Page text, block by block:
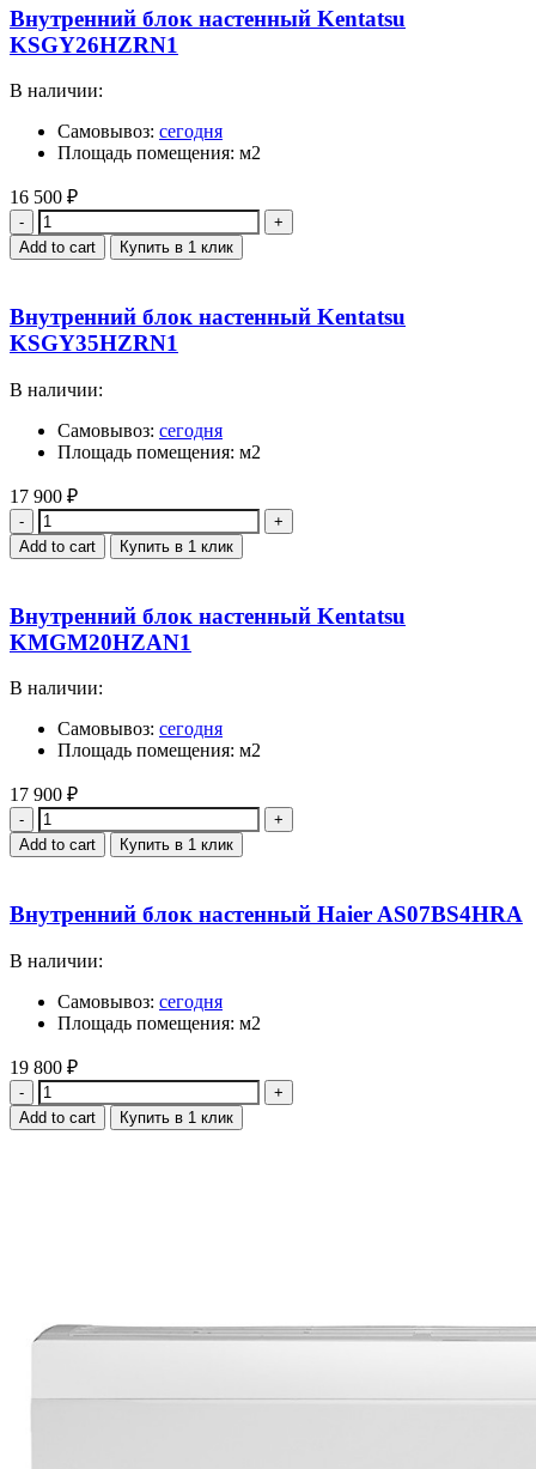
Внутренний блок настенный Kentatsu
KSGY26HZRN1
В наличии:
Самовывоз: сегодня
Площадь помещения: м2
16 500 ₽
Quantity
Add to cart Купить в 1 клик
Внутренний блок настенный Kentatsu
KSGY35HZRN1
В наличии:
Самовывоз: сегодня
Площадь помещения: м2
17 900 ₽
Quantity
Add to cart Купить в 1 клик
Внутренний блок настенный Kentatsu
KMGM20HZAN1
В наличии:
Самовывоз: сегодня
Площадь помещения: м2
17 900 ₽
Quantity
Add to cart Купить в 1 клик
Внутренний блок настенный Haier AS07BS4HRA
В наличии:
Самовывоз: сегодня
Площадь помещения: м2
19 800 ₽
Quantity
Add to cart Купить в 1 клик